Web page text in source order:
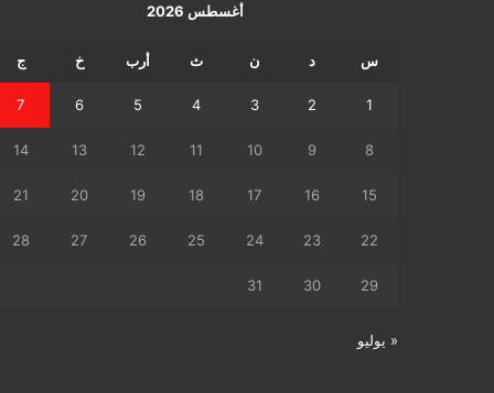
أغسطس 2026
س د ن ث أرب خ ج
1
2
3
4
5
6
7
8
9
10
11
12
13
14
15
16
17
18
19
20
21
22
23
24
25
26
27
28
29
30
31
« يوليو